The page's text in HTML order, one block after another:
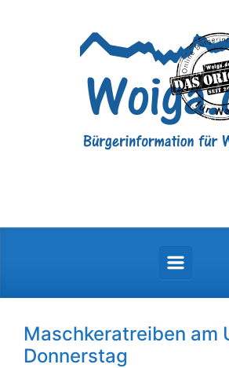
Maschkeratreiben am
Donnerstag